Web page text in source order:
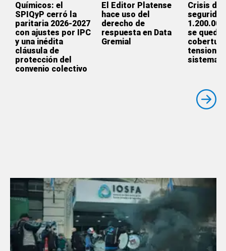
Químicos: el
SPIQyP cerró la
paritaria 2026-2027
con ajustes por IPC
y una inédita
cláusula de
protección del
convenio colectivo
El Editor Platense
hace uso del
derecho de
respuesta en Data
Gremial
Crisis de
se
sistema